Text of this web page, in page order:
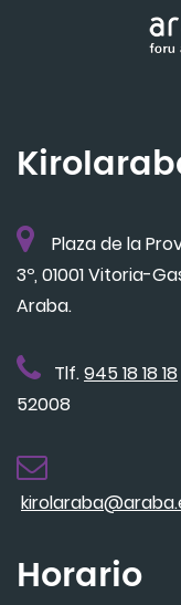
Plaza de la
3º, 01001 Vitoria-
Araba.
Tlf.945 18 18 18
52008
Horario